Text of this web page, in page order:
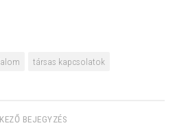
társas kapcsolatok
BEJEGYZÉS